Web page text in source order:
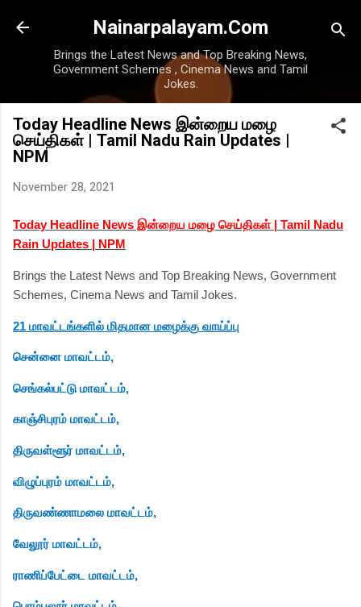
Skip to main content
Nainarpalayam.Com
Brings the Latest News and Top Breaking News,
Government Schemes , Cinema News and Tamil
Jokes.
Today Headline News இன்றைய மழை
செய்திகள் | Tamil Nadu Rain Updates |
NPM
November 28, 2021
Today Headline News இன்றைய மழை செய்திகள் | Tamil Nadu
Rain Updates | NPM
Brings the Latest News and Top Breaking News, Government
Schemes, Cinema News and Tamil Jokes.
21 மாவட்டங்களில் மிதமான மழைக்கு வாய்ப்பு
சென்னை மாவட்டம்,
செங்கல்பட்டு மாவட்டம்,
காஞ்சிபுரம் மாவட்டம்,
திருவள்ளூர் மாவட்டம்,
விழுப்புரம் மாவட்டம்,
திருவண்ணாமலை மாவட்டம்,
வேலூர் மாவட்டம்,
ராணிப்பேட்டை மாவட்டம்,